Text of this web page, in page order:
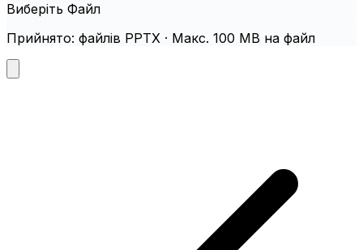
Виберіть Файл
Прийнято: файлів PPTX · Макс. 100 MB на файл